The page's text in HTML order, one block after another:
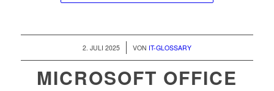
2. JULI 2025 VON IT-GLOSSARY
MICROSOFT OFFICE